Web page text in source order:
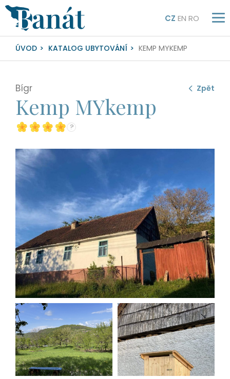
CZ EN RO
ÚVOD KATALOG UBYTOVÁNÍ KEMP MYKEMP
Zpět
Bígr
Kemp MYkemp
?